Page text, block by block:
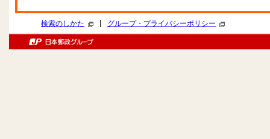
検索のしかた グループ・プライバシーポリシー